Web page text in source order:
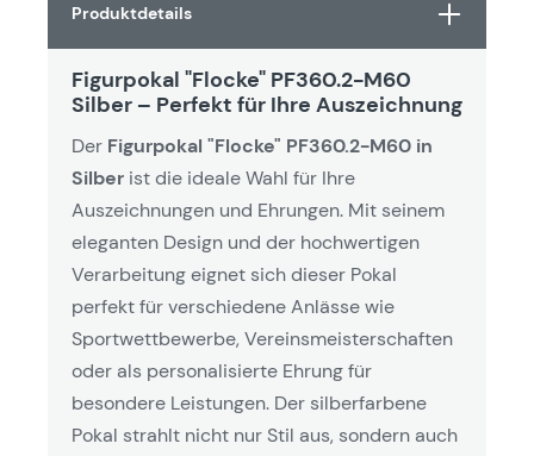
Produktdetails
Figurpokal "Flocke" PF360.2-M60
Silber – Perfekt für Ihre Auszeichnung
Der Figurpokal "Flocke" PF360.2-M60 in
Silber ist die ideale Wahl für Ihre
Auszeichnungen und Ehrungen. Mit seinem
eleganten Design und der hochwertigen
Verarbeitung eignet sich dieser Pokal
perfekt für verschiedene Anlässe wie
Sportwettbewerbe, Vereinsmeisterschaften
oder als personalisierte Ehrung für
besondere Leistungen. Der silberfarbene
Pokal strahlt nicht nur Stil aus, sondern auch